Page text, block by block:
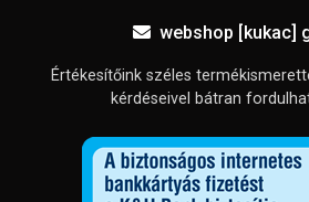
webshop [kukac]
Értékesítőink széles
kérdéseivel bátran